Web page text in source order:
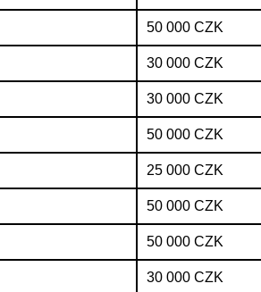
50 000 CZK
30 000 CZK
30 000 CZK
50 000 CZK
25 000 CZK
50 000 CZK
50 000 CZK
30 000 CZK